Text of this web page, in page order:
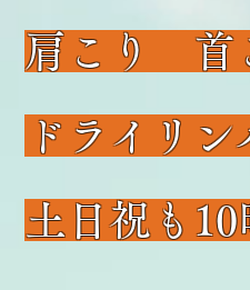
肩こり
ドライリ
土日祝も